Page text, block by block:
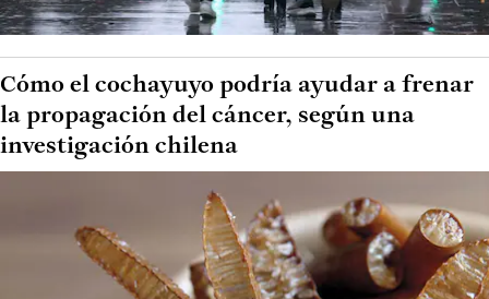
Cómo el cochayuyo podría ayudar a frenar
la propagación del cáncer, según una
investigación chilena